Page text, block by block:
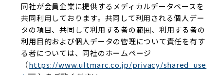
同社が会員企業に提供するメディカルデータベースを
共同利用しております。共同して利用される個人デー
タの項目、共同して利用する者の範囲、利用する者の
利用目的および個人データの管理について責任を有す
る者については、同社のホームページ
（https://www.ultmarc.co.jp/privacy/shared_use